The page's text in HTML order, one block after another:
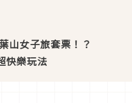
山女子旅套票！？
快樂玩法